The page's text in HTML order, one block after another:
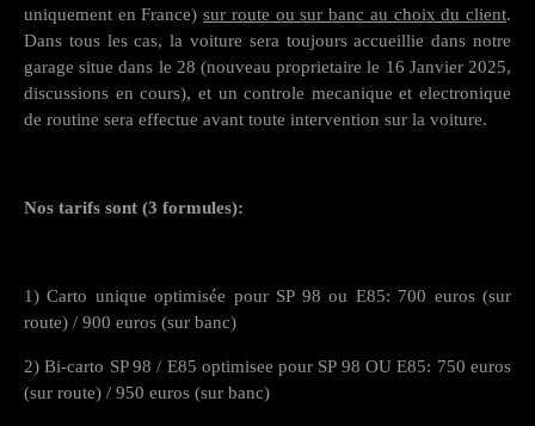
uniquement en France)sur route ou sur banc au choix du client.
Dans tous les cas, la voiture sera toujours accueillie dans notre
garage situe dans le 28 (nouveau proprietaire le 16 Janvier 2025,
discussions en cours), et un controle mecanique et electronique
de routine sera effectue avant toute intervention sur la voiture.
Nos tarifs sont (3 formules):
1) Carto unique optimisée pour SP 98 ou E85: 700 euros (sur
route) / 900 euros (sur banc)
2) Bi-carto SP 98 / E85 optimisee pour SP 98 OU E85: 750 euros
(sur route) / 950 euros (sur banc)